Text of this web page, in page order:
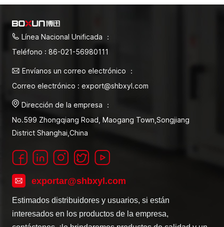
Línea Nacional Unificada ：
Teléfono : 86-021-56980111
Envíanos un correo electrónico ：
Correo electrónico : export@shbxyl.com
Dirección de la empresa ：
No.599 Zhongqiang Road, Maogang Town,Songjiang
District Shanghai,China
exportar@shbxyl.com
Estimados distribuidores y usuarios, si están
interesados en los productos de la empresa,